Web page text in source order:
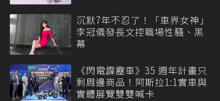
沉默7年不忍了！「車界女神」
李冠儀發長文控職場性騷、黑
幕
《閃電霹靂車》35 週年計畫只
剩周邊商品！阿斯拉1:1實車與
實體展覽雙雙喊卡